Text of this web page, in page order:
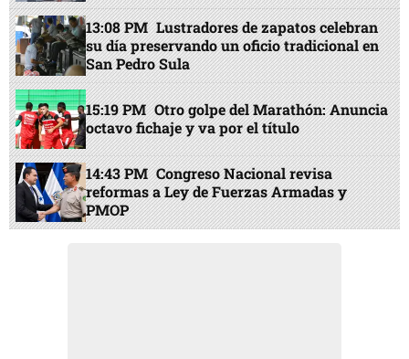
13:08 PM Lustradores de zapatos celebran
su día preservando un oficio tradicional en
San Pedro Sula
15:19 PM Otro golpe del Marathón: Anuncia
octavo fichaje y va por el título
14:43 PM Congreso Nacional revisa
reformas a Ley de Fuerzas Armadas y
PMOP